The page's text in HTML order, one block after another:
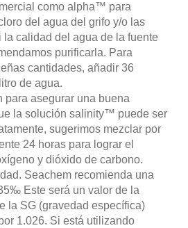
como alpha™ para
del agua del grifo y/o las
la calidad del agua de la fuente
purificarla. Para
cantidades, añadir 36
de agua.
para asegurar una buena
la solución salinity™ puede ser
sugerimos mezclar por
24 horas para lograr el
y dióxido de carbono.
Seachem recomienda una
Este será un valor de la
la SG (gravedad específica)
1.026. Si está utilizando